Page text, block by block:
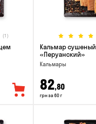
(1)
Кальмар сушеный
«Перуанский»
Кальмары
82,80
грн за 60 г